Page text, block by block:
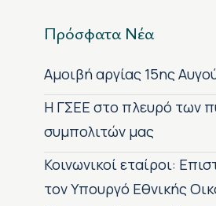
Πρόσφατα Νέα
Αμοιβή αργίας 15ης
H ΓΣΕΕ στο πλευρό των
συμπολιτών μας
Κοινωνικοί εταίροι:
τον Υπουργό Εθνικής